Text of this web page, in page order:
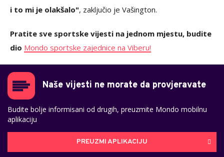
i to mi je olakšalo", zaključio je Vašington.
Pratite sve sportske vijesti na jednom mjestu, budite
dio Mondo sportske zajednice na Viberu!
Naše vijesti ne morate da provjeravate
Budite bolje informisani od drugih, preuzmite Mondo mobilnu
aplikaciju
PREUZMI APLIKACIJU